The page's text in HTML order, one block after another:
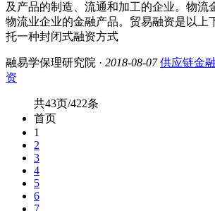
及产品的制造、流通和加工的企业。物流
物流业企业的金融产品。贸易融资是以上
托一种封闭式融资方式
融易学保理研究院 · 2018-08-07 供应链金融
资
共43页/422条
首页
1
2
3
4
5
6